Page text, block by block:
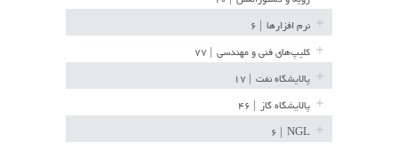
نرم افزارها
کلیپ‌های فنی و مهندسی
پالایشگاه نفت
پالایشگاه گاز
NGL